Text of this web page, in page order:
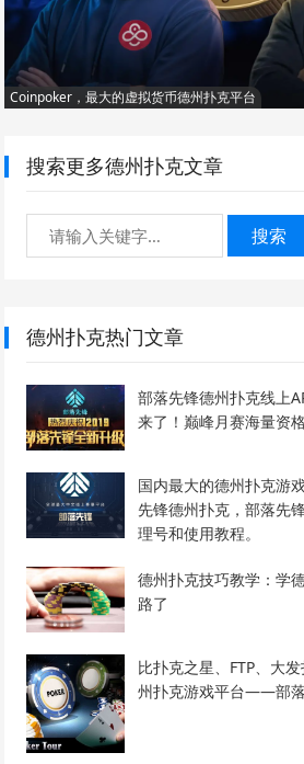
Coinpoker，最大的虚拟货币德州扑克平台
搜索更多德州扑克文章
搜索
德州扑克热门文章
部落先锋德州扑克线上
来了！巅峰月赛海量资
国内最大的德州扑克游
先锋德州扑克，部落先
理号和使用教程。
德州扑克技巧教学：学
路了
比扑克之星、FTP、大
州扑克游戏平台——部